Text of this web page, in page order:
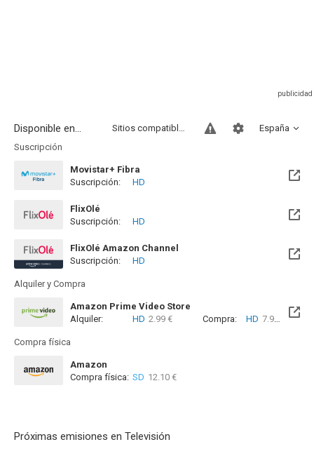
Disponible en... España
Sitios compatibles
Suscripción
Movistar+ Fibra
Disponible hasta el Vie, 01 Ene 2100 (Quedan 73 años)
Suscripción: HD
FlixOlé
Suscripción:
HD
FlixOlé Amazon Channel
Suscripción:
HD
Alquiler y Compra
Amazon Prime Video Store
Alquiler:
HD 2.99 € Compra: HD 7.99 €
Compra física
Amazon
Compra física: SD 12.10 €
Próximas emisiones en Televisión